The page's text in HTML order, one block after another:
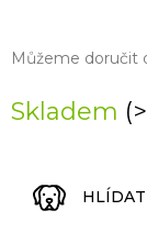
Skladem
Můžeme doručit
HLÍDAT